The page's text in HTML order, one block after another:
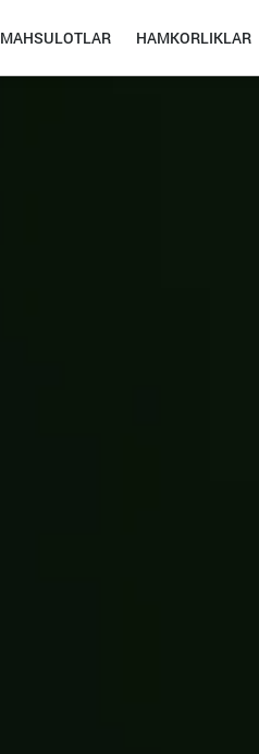
MAHSULOTLAR HAMKORLIKLAR